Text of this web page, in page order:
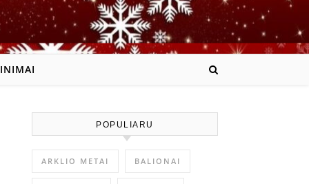
POPULIARU
ARKLIO METAI BALIONAI